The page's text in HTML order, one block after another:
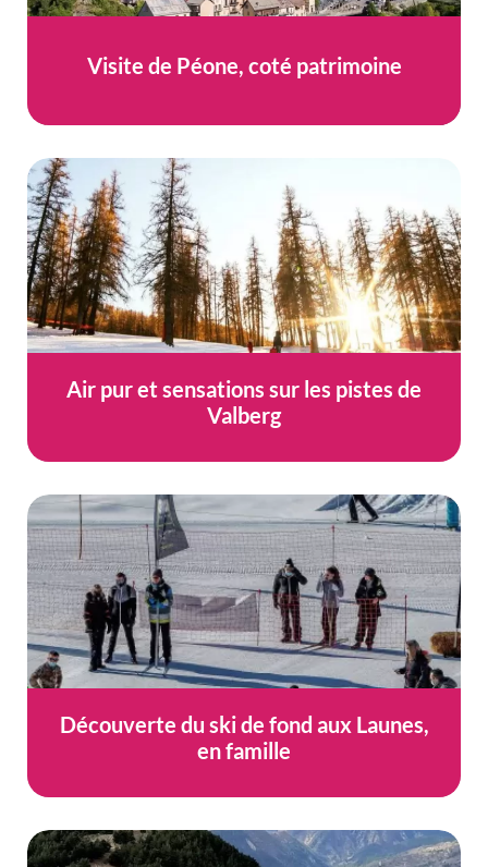
Visite de Péone, coté patrimoine
Air pur et sensations sur les pistes de
Valberg
Découverte du ski de fond aux Launes,
en famille